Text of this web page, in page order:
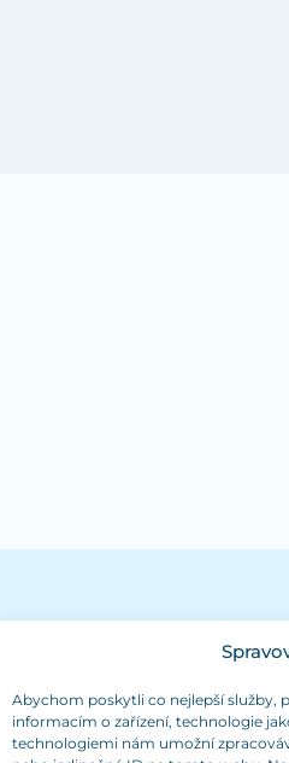
Abychom poskytli co nejlepší služby,
informacím o zařízení, technologie
technologiemi nám umožní